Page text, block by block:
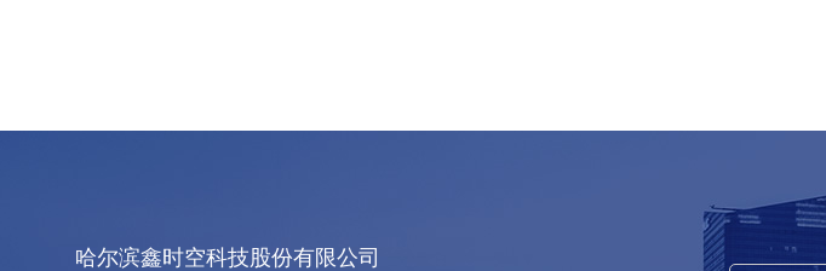
哈尔滨鑫时空科技股份有限公司